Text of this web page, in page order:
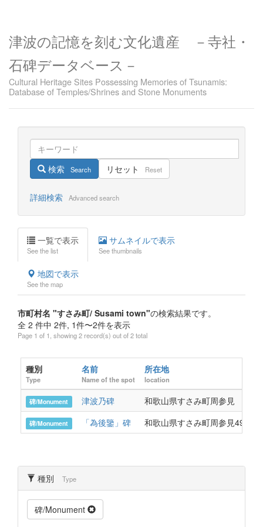
津波の記憶を刻む文化遺産 －寺社・
石碑データベース－
Cultural Heritage Sites Possessing Memories of Tsunamis:
Database of Temples/Shrines and Stone Monuments
検索 Search リセット Reset
詳細検索 Advanced search
一覧で表示
See the list
サムネイルで表示
See thumbnails
地図で表示
See the map
市町村名 "すさみ町/ Susami town"の検索結果です。
全 2 件中 2件, 1件〜2件を表示
Page 1 of 1, showing 2 record(s) out of 2 total
種別
Type
名前
Name of the spot
所在地
location
碑/Monument 津波乃碑 和歌山県すさみ町周参見
碑/Monument 「為後鑒」碑 和歌山県すさみ町周参見4996
種別 Type
碑/Monument